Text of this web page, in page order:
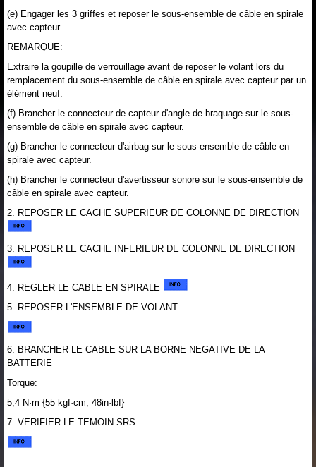
(e) Engager les 3 griffes et reposer le sous-ensemble de câble en spirale
avec capteur.
REMARQUE:
Extraire la goupille de verrouillage avant de reposer le volant lors du
remplacement du sous-ensemble de câble en spirale avec capteur par un
élément neuf.
(f) Brancher le connecteur de capteur d'angle de braquage sur le sous-
ensemble de câble en spirale avec capteur.
(g) Brancher le connecteur d'airbag sur le sous-ensemble de câble en
spirale avec capteur.
(h) Brancher le connecteur d'avertisseur sonore sur le sous-ensemble de
câble en spirale avec capteur.
2. REPOSER LE CACHE SUPERIEUR DE COLONNE DE DIRECTION
3. REPOSER LE CACHE INFERIEUR DE COLONNE DE DIRECTION
4. REGLER LE CABLE EN SPIRALE
5. REPOSER L'ENSEMBLE DE VOLANT
6. BRANCHER LE CABLE SUR LA BORNE NEGATIVE DE LA
BATTERIE
Torque:
5,4 N·m {55 kgf·cm, 48in·lbf}
7. VERIFIER LE TEMOIN SRS